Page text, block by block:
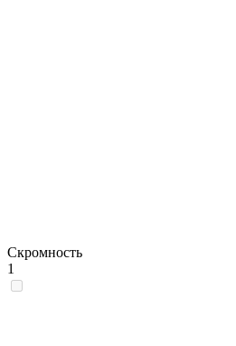
Скромность
1